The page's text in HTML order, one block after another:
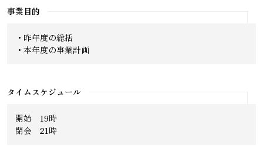
事業目的
・昨年度の総括
・本年度の事業計画
タイムスケジュール
開始 19時
閉会 21時